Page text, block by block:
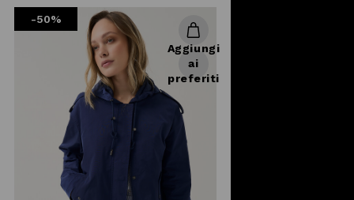
-50%
Aggiungi
ai
preferiti